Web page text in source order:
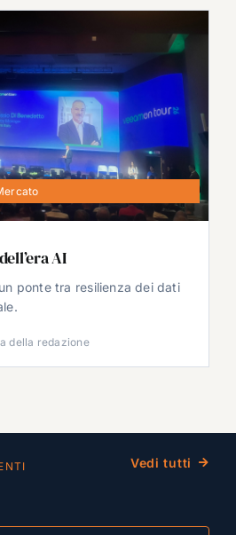
AI
ponte tra resilienza dei dati
della redazione
Vedi tutti